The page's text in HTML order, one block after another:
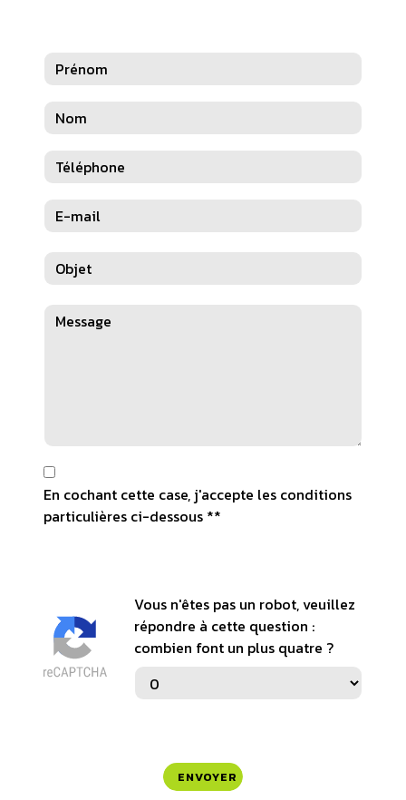
En cochant cette case, j'accepte les conditions
particulières ci-dessous **
Vous n'êtes pas un robot, veuillez
répondre à cette question :
combien font un plus quatre ?
ENVOYER